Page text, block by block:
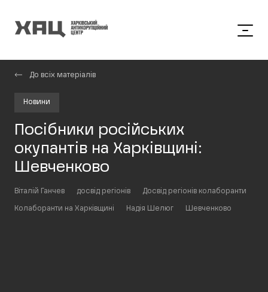
До всіх матеріалів
Новини
Посібники російських
окупантів на Харківщині:
Шевченково
Віталій Ганчев досвід регіонів Досвід регіонів колаборанти
Колаборанти на Харківщині Надія Шелюг Шевченково